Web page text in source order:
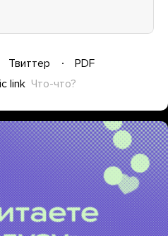
Твиттер
PDF
link Что-что?